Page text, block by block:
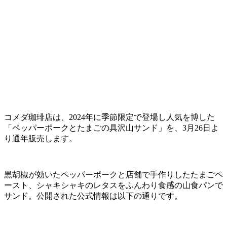
コメダ珈琲店は、2024年に季節限定で登場し人気を博した
「ペッパーポークとたまごの具沢山サンド」を、3月26日よ
り通年販売します。
黒胡椒が効いたペッパーポークと店舗で手作りしたたまごペ
ースト、シャキシャキのレタスをふんわり食感の山食パンで
サンド。公開された公式情報は以下の通りです。